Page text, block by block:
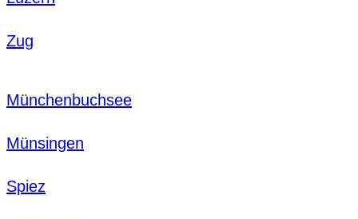
Zug
Münchenbuchsee
Münsingen
Spiez